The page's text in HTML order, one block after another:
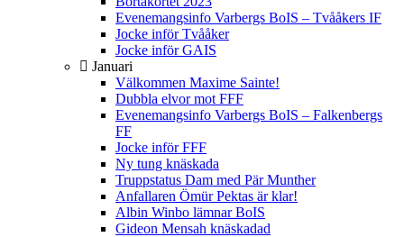
Evenemangsinfo Varbergs BoIS – Tvååkers IF
Jocke inför Tvååker
Jocke inför GAIS
Januari
Välkommen Maxime Sainte!
Dubbla elvor mot FFF
Evenemangsinfo Varbergs BoIS – Falkenbergs
FF
Jocke inför FFF
Ny tung knäskada
Truppstatus Dam med Pär Munther
Anfallaren Ömür Pektas är klar!
Albin Winbo lämnar BoIS
Gideon Mensah knäskadad